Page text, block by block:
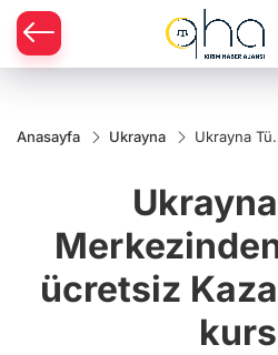
Anasayfa Ukrayna
Ukrayna
Kazak
Türkçesi
kursu
ücretsiz